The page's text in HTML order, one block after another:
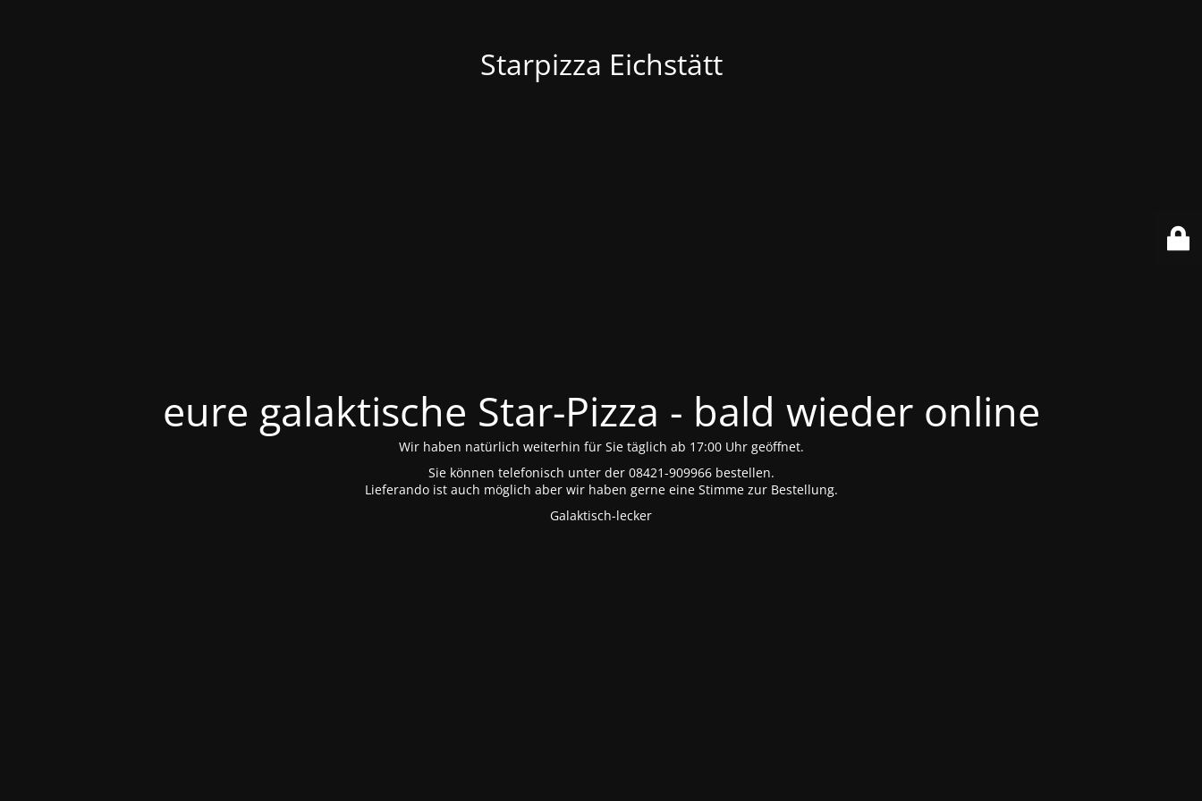
Starpizza Eichstätt
eure galaktische Star-Pizza - bald wieder online
Wir haben natürlich weiterhin für Sie täglich ab 17:00 Uhr geöffnet.
Sie können telefonisch unter der 08421-909966 bestellen.
Lieferando ist auch möglich aber wir haben gerne eine Stimme zur Bestellung.
Galaktisch-lecker